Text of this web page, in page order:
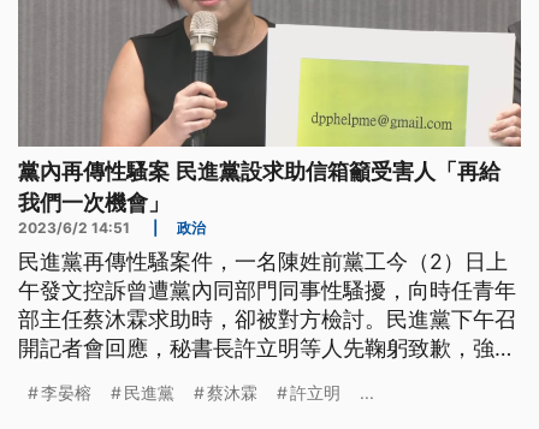
黨內再傳性騷案 民進黨設求助信箱籲受害人「再給
我們一次機會」
2023/6/2 14:51 政治
民進黨再傳性騷案件，一名陳姓前黨工今（2）日上
午發文控訴曾遭黨內同部門同事性騷擾，向時任青年
部主任蔡沐霖求助時，卻被對方檢討。民進黨下午召
開記者會回應，秘書長許立明等人先鞠躬致歉，強調
法辦。性平部主任李晏榕表示，黨內已設立求助信
李晏榕 民進黨 蔡沐霖 許立明 ...